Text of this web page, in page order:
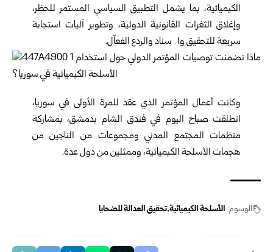
الكيميائية، بما يشمل التطبيق السياسي المستمر ﻟﻠﺤﻈﺮ،
وإغلاق الثغرات القانونية اﻟﺪوﻟﻴﺔ، وتطوير آليات استجابة
سريعة ﻟﻠﺘﺤﻘﻴﻖ واﻹﺳﻨﺎد واﻟﺮدع اﻟﻔﻌﺎّل.
وكانت أعمال المؤتمر الذي عقد للمرة الأولى في سوريا،
انطلقت صباح اليوم في فندق الشام بدمشق، بمشاركة
منظمات المجتمع المدني ومجموعات من الناجين من
هجمات الأسلحة الكيميائية، وممثلين من دول عدة.
الوسوم: الأسلحة الكيميائية تحقيق العدالة للضحايا